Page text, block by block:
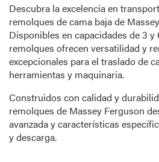
Descubra la excelencia en
remolques de cama baja de
Disponibles en capacidades de 3 y
remolques ofrecen versatilidad y
excepcionales para el traslado de
herramientas y maquinaria.
Construidos con calidad y
remolques de Massey Ferguson
avanzada y características
y descarga.